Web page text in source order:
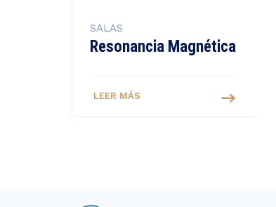
SALAS
Resonancia Magnética
LEER MÁS